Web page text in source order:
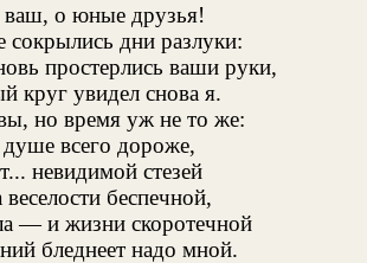
ваш, о юные друзья!
сокрылись дни разлуки:
простерлись ваши руки,
круг увидел снова я.
но время уж не то же:
всего дороже,
невидимой стезей
беспечной,
— и жизни скоротечной
бледнеет надо мной.